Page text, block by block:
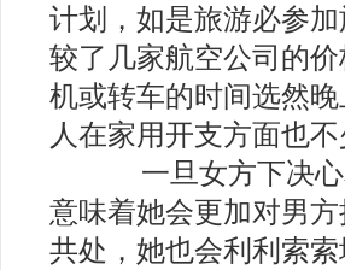
计划，如是旅游必参
较了几家航空公司的
机或转车的时间选然
人在家用开支方面也不
一旦女方下决心
意味着她会更加对男
共处，她也会利利索